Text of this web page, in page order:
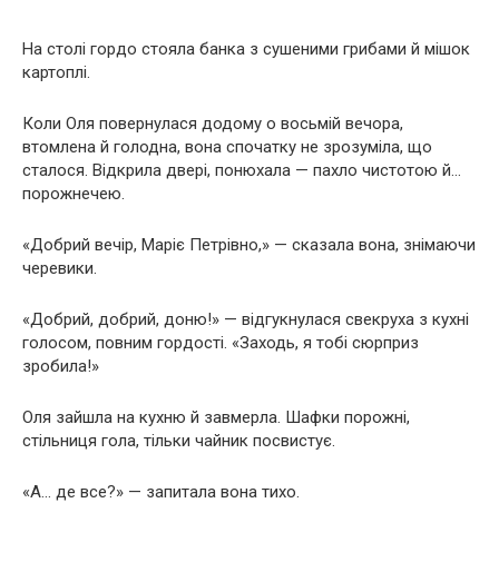
На столі гордо стояла банка з сушеними грибами й мішок
картоплі.
Коли Оля повернулася додому о восьмій вечора,
втомлена й голодна, вона спочатку не зрозуміла, що
сталося. Відкрила двері, понюхала — пахло чистотою й…
порожнечею.
«Добрий вечір, Маріє Петрівно,» — сказала вона, знімаючи
черевики.
«Добрий, добрий, доню!» — відгукнулася свекруха з кухні
голосом, повним гордості. «Заходь, я тобі сюрприз
зробила!»
Оля зайшла на кухню й завмерла. Шафки порожні,
стільниця гола, тільки чайник посвистує.
«А… де все?» — запитала вона тихо.